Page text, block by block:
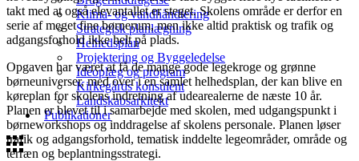
Klima- og vandhåndtering
Strategisk planlægning
Helhedsplan
Projektering og Byggeledelse
Idéoplæg og program
Kirkegårds konsulent
Landskabsarkitekt
Publikationer
takt med at også elevantallet er steget. Skolens område er derfor en
serie af meget fine børnerum, men ikke altid praktisk og trafik og
adgangsforhold ikke helt på plads.
Opgaven har været at få de mange gode legekroge og grønne
børneuniverser, med over i en samlet helhedsplan, der kan blive en
køreplan for skolens indretning af udearealerne de næste 10 år.
Planen er blevet til i samarbejde med skolen, med udgangspunkt i
børneworkshops og inddragelse af skolens personale. Planen løser
trafik og adgangsforhold, tematisk inddelte legeområder, område og
terræn og beplantningsstrategi.